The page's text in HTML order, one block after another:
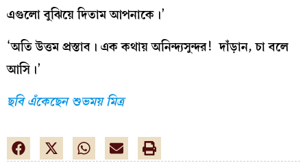
এগুলো বুঝিয়ে দিতাম আপনাকে।’
‘অতি উত্তম প্রস্তাব। এক কথায় অনিন্দ্যসুন্দর! দাঁড়ান, চা বলে
আসি।’
ছবি এঁকেছেন শুভময় মিত্র